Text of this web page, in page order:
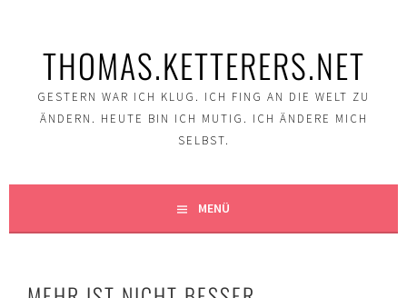
THOMAS.KETTERERS.NET
GESTERN WAR ICH KLUG. ICH FING AN DIE WELT ZU
ÄNDERN. HEUTE BIN ICH MUTIG. ICH ÄNDERE MICH
SELBST.
MENÜ